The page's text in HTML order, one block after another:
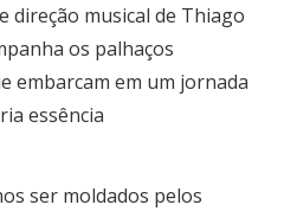
direção musical de Thiago
os palhaços
embarcam em um jornada
essência
ser moldados pelos